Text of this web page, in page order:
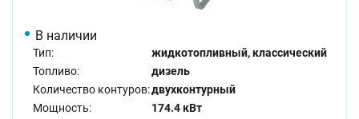
В наличии
Тип:
жидкотопливный, классический
Топливо:
дизель
Количество контуров:двухконтурный
Мощность:
174.4 кВт